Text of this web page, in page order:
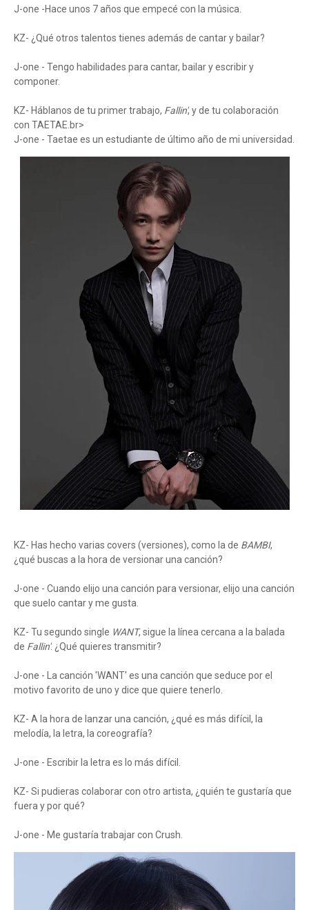
J-one -Hace unos 7 años que empecé con la música.
KZ- ¿Qué otros talentos tienes además de cantar y bailar?
J-one - Tengo habilidades para cantar, bailar y escribir y
componer.
KZ- Háblanos de tu primer trabajo, Fallin', y de tu colaboración
con TAETAE.br>
J-one - Taetae es un estudiante de último año de mi universidad.
KZ- Has hecho varias covers (versiones), como la de BAMBI,
¿qué buscas a la hora de versionar una canción?
J-one - Cuando elijo una canción para versionar, elijo una canción
que suelo cantar y me gusta.
KZ- Tu segundo single WANT, sigue la línea cercana a la balada
de Fallin'. ¿Qué quieres transmitir?
J-one - La canción 'WANT' es una canción que seduce por el
motivo favorito de uno y dice que quiere tenerlo.
KZ- A la hora de lanzar una canción, ¿qué es más difícil, la
melodía, la letra, la coreografía?
J-one - Escribir la letra es lo más difícil.
KZ- Si pudieras colaborar con otro artista, ¿quién te gustaría que
fuera y por qué?
J-one - Me gustaría trabajar con Crush.